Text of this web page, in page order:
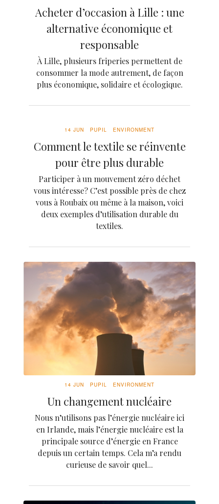
Acheter d’occasion à Lille : une
alternative économique et
responsable
À Lille, plusieurs friperies permettent de
consommer la mode autrement, de façon
plus économique, solidaire et écologique.
14 JUN PUPIL ENVIRONMENT
Comment le textile se réinvente
pour être plus durable
Participer à un mouvement zéro déchet
vous intéresse? C’est possible près de chez
vous à Roubaix ou même à la maison, voici
deux exemples d’utilisation durable du
textiles.
14 JUN PUPIL ENVIRONMENT
Un changement nucléaire
Nous n’utilisons pas l’énergie nucléaire ici
en Irlande, mais l’énergie nucléaire est la
principale source d’énergie en France
depuis un certain temps. Cela m’a rendu
curieuse de savoir quel...